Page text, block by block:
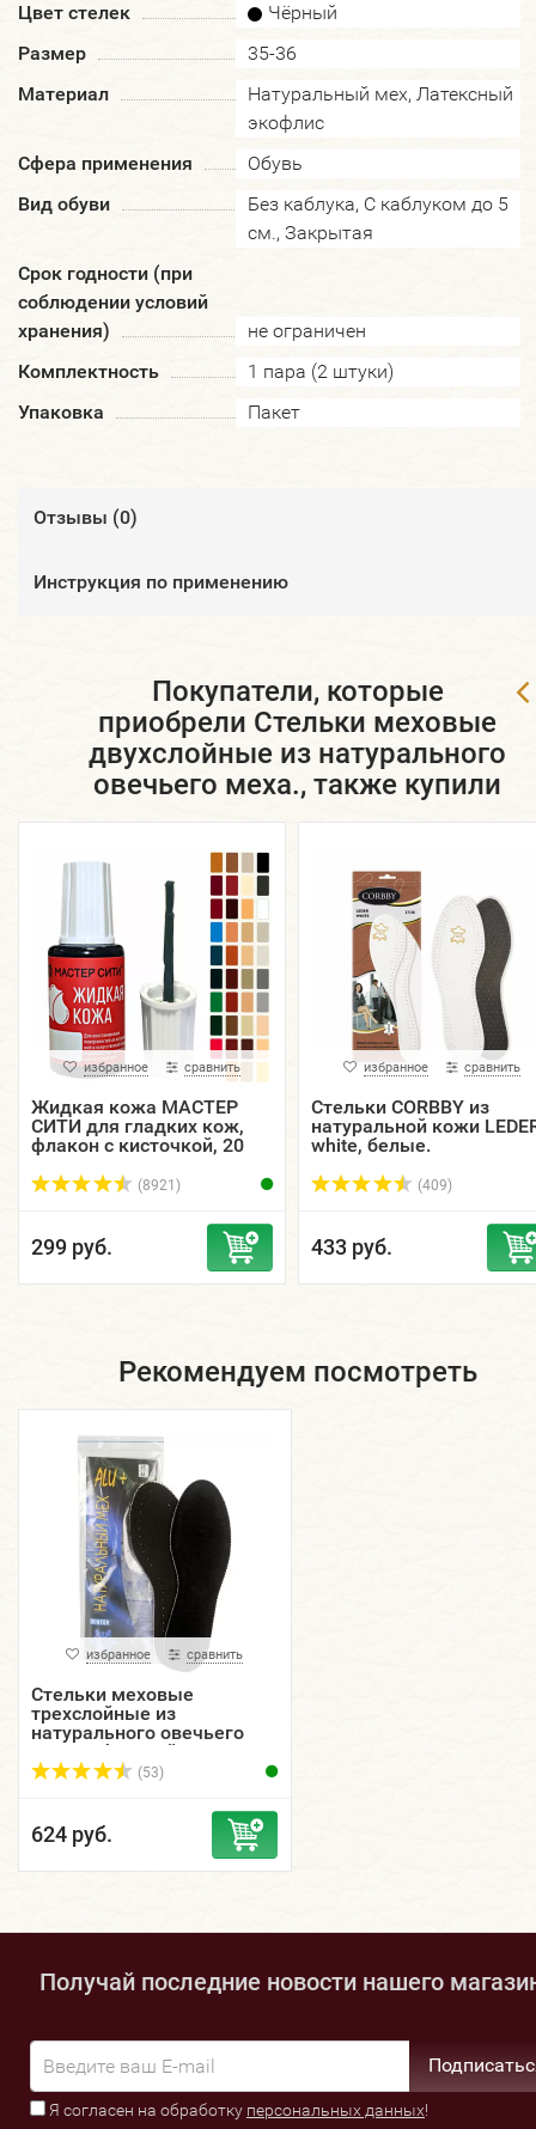
Цвет стелек
Чёрный
Размер
35-36
Материал
Натуральный мех, Латексный
экофлис
Сфера применения
Обувь
Вид обуви
Без каблука, С каблуком до 5
см., Закрытая
Срок годности (при
соблюдении условий
хранения)
не ограничен
Комплектность
1 пара (2 штуки)
Упаковка
Пакет
Отзывы (0)
Инструкция по применению
Покупатели, которые
приобрели Стельки меховые
двухслойные из натурального
овечьего меха., также купили
избранное сравнить
Жидкая кожа МАСТЕР
СИТИ для гладких кож,
флакон с кисточкой, 20
(8921)
299 руб.
избранное сравнить
Стельки CORBBY из
натуральной кожи
white, белые.
(409)
433 руб.
Рекомендуем посмотреть
избранное сравнить
Стельки меховые
трехслойные из
натурального овечьего
меха, с фольгой.
(53)
624 руб.
Получай последние новости нашего
Я согласен на обработку персональных данных!